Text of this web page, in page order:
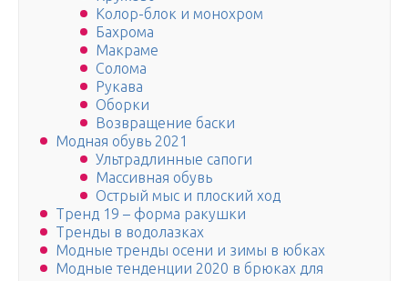
Колор-блок и монохром
Бахрома
Макраме
Солома
Рукава
Оборки
Возвращение баски
Модная обувь 2021
Ультрадлинные сапоги
Массивная обувь
Острый мыс и плоский ход
Тренд 19 – форма ракушки
Тренды в водолазках
Модные тренды осени и зимы в юбках
Модные тенденции 2020 в брюках для